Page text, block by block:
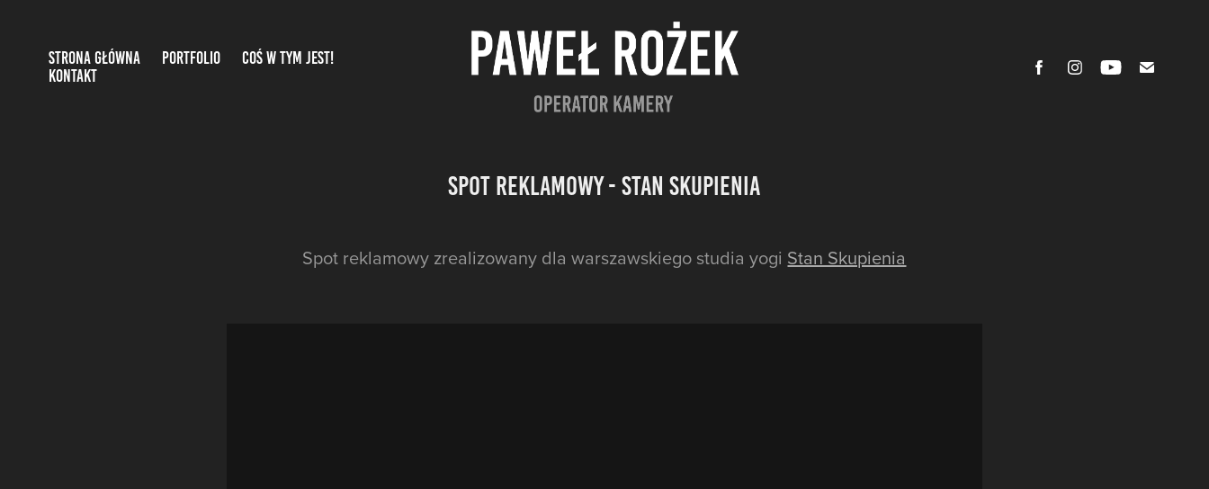
STRONA GŁÓWNA PORTFOLIO
COŚ W TYM JEST!
KONTAKT
Spot reklamowy - Stan Skupienia
Spot reklamowy zrealizowany dla warszawskiego studia yogi Stan Skupienia